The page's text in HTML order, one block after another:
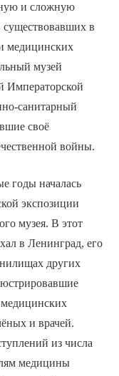
и сложную
в
медицинских
музей
Императорской
санитарный
своё
войны.
годы началась
экспозиции
музея. В этот
в Ленинград, его
других
и врачей.
из числа
медицины